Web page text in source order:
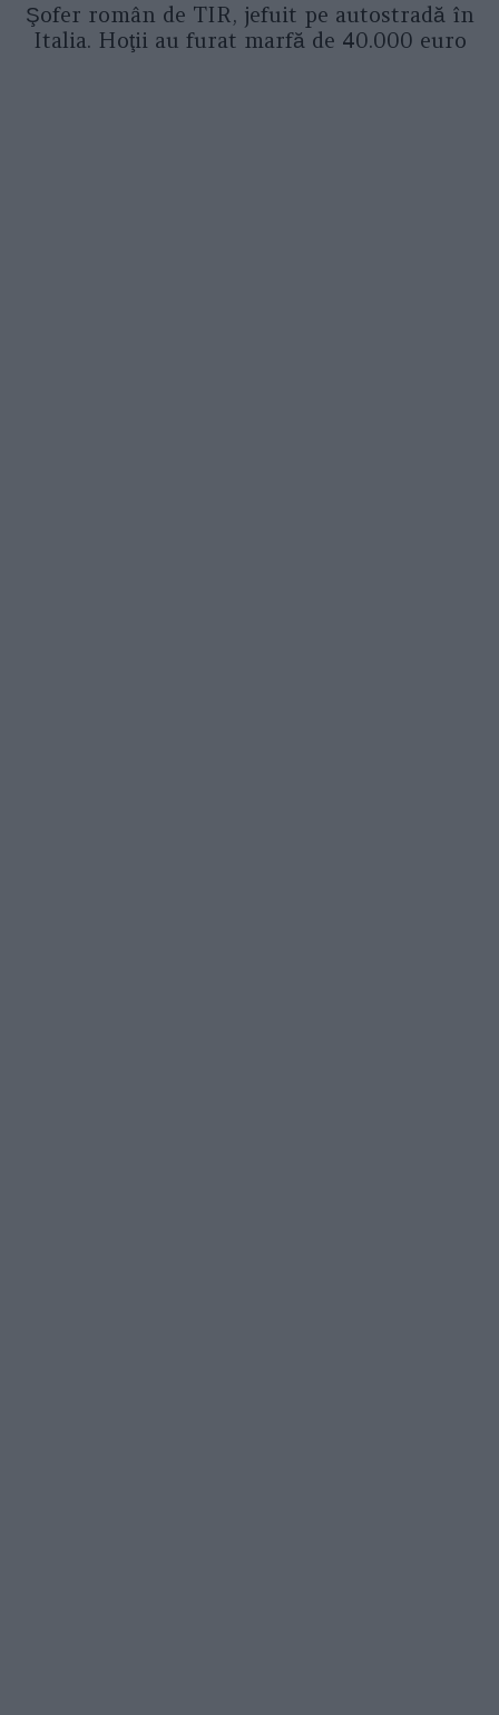
Şofer român de TIR, jefuit pe autostradă în
Italia. Hoţii au furat marfă de 40.000 euro